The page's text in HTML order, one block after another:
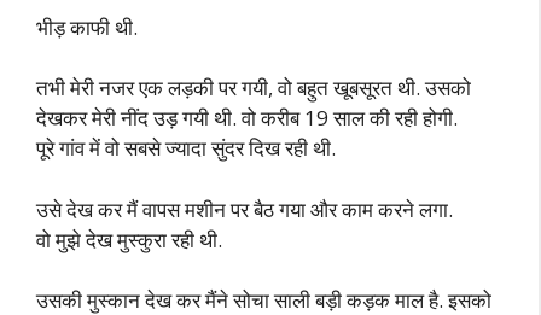
भीड़ काफी थी.
तभी मेरी नजर एक लड़की पर गयी, वो बहुत खूबसूरत थी. उसको
देखकर मेरी नींद उड़ गयी थी. वो करीब 19 साल की रही होगी.
पूरे गांव में वो सबसे ज्यादा सुंदर दिख रही थी.
उसे देख कर मैं वापस मशीन पर बैठ गया और काम करने लगा.
वो मुझे देख मुस्कुरा रही थी.
उसकी मुस्कान देख कर मैंने सोचा साली बड़ी कड़क माल है. इसको